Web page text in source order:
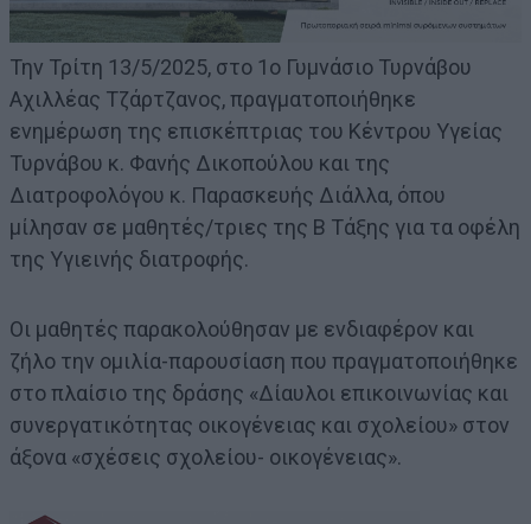
Την Τρίτη 13/5/2025, στο 1ο Γυμνάσιο Τυρνάβου
Αχιλλέας Τζάρτζανος, πραγματοποιήθηκε
ενημέρωση της επισκέπτριας του Κέντρου Υγείας
Τυρνάβου κ. Φανής Δικοπούλου και της
Διατροφολόγου κ. Παρασκευής Διάλλα, όπου
μίλησαν σε μαθητές/τριες της Β Τάξης για τα οφέλη
της Υγιεινής διατροφής.
Οι μαθητές παρακολούθησαν με ενδιαφέρον και
ζήλο την ομιλία-παρουσίαση που πραγματοποιήθηκε
στο πλαίσιο της δράσης «Δίαυλοι επικοινωνίας και
συνεργατικότητας οικογένειας και σχολείου» στον
άξονα «σχέσεις σχολείου- οικογένειας».